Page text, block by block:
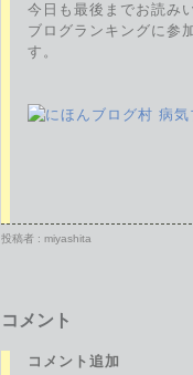
今日も最後までお読み
ブログランキングに参
す。
投稿者 : miyashita
コメント
コメント追加